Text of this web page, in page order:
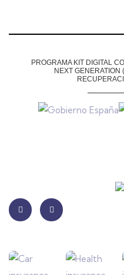
PROGRAMA KIT DIGITAL
NEXT GENERATION